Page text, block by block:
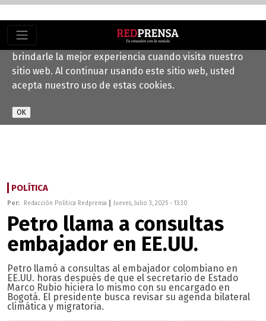
Este sitio web utiliza cookies para ayudarnos a
brindarle la mejor experiencia cuando visita nuestro
sitio web. Al continuar usando este sitio web, usted
acepta nuestro uso de estas cookies.
POLÍTICA
Por: Redacción Política Redprensa Jueves, Julio 3, 2025 - 13:30
Petro llama a consultas
embajador en EE.UU.
Petro llamó a consultas al embajador colombiano en
EE.UU. horas después de que el secretario de Estado
Marco Rubio hiciera lo mismo con su encargado en
Bogotá. El presidente busca revisar su agenda bilateral
climática y migratoria.